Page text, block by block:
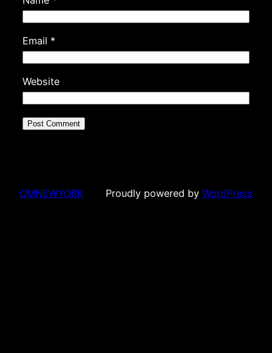
Email *
Website
OMNEWYORK Proudly powered by WordPress